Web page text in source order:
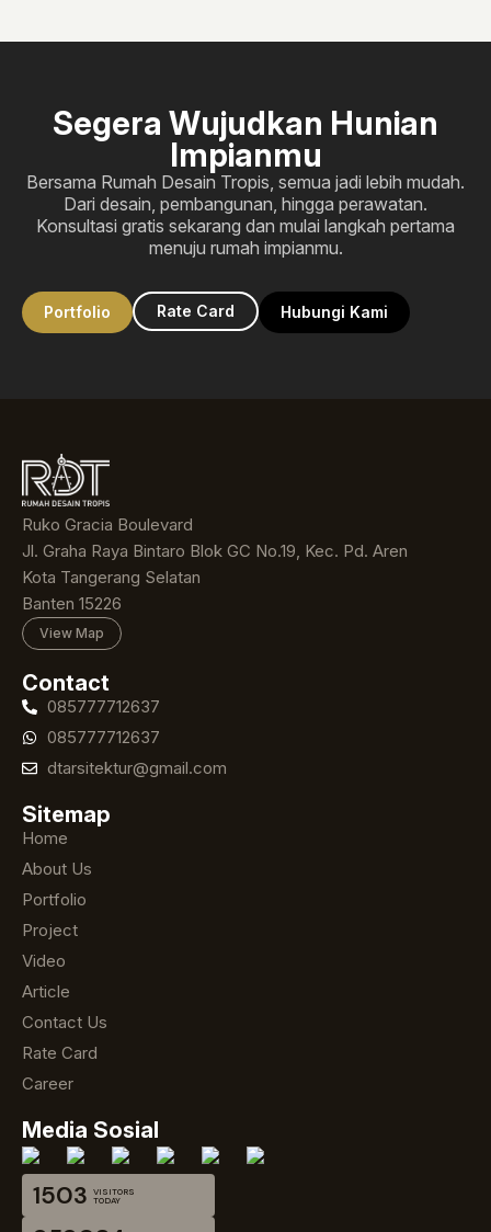
Segera Wujudkan Hunian
Impianmu
Bersama Rumah Desain Tropis, semua jadi lebih mudah.
Dari desain, pembangunan, hingga perawatan.
Konsultasi gratis sekarang dan mulai langkah pertama
menuju rumah impianmu.
Portfolio Rate Card Hubungi Kami
Ruko Gracia Boulevard
Jl. Graha Raya Bintaro Blok GC No.19, Kec. Pd. Aren
Kota Tangerang Selatan
Banten 15226
View Map
Contact
085777712637
085777712637
dtarsitektur@gmail.com
Sitemap
Home
About Us
Portfolio
Project
Video
Article
Contact Us
Rate Card
Career
Media Sosial
1503 VISITORS
TODAY